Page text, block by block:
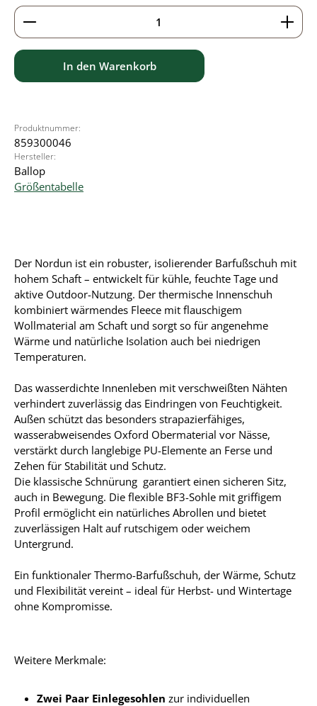
Produkt Anzahl: Gib den gewünschten Wert ein
In den Warenkorb
Produktnummer:
859300046
Hersteller:
Ballop
Größentabelle
Der Nordun ist ein robuster, isolierender Barfußschuh mit
hohem Schaft – entwickelt für kühle, feuchte Tage und
aktive Outdoor-Nutzung. Der thermische Innenschuh
kombiniert wärmendes Fleece mit flauschigem
Wollmaterial am Schaft und sorgt so für angenehme
Wärme und natürliche Isolation auch bei niedrigen
Temperaturen.
Das wasserdichte Innenleben mit verschweißten Nähten
verhindert zuverlässig das Eindringen von Feuchtigkeit.
Außen schützt das besonders strapazierfähiges,
wasserabweisendes Oxford Obermaterial vor Nässe,
verstärkt durch langlebige PU-Elemente an Ferse und
Zehen für Stabilität und Schutz.
Die klassische Schnürung garantiert einen sicheren Sitz,
auch in Bewegung. Die flexible BF3-Sohle mit griffigem
Profil ermöglicht ein natürliches Abrollen und bietet
zuverlässigen Halt auf rutschigem oder weichem
Untergrund.
Ein funktionaler Thermo-Barfußschuh, der Wärme, Schutz
und Flexibilität vereint – ideal für Herbst- und Wintertage
ohne Kompromisse.
Weitere Merkmale:
Zwei Paar Einlegesohlen zur individuellen